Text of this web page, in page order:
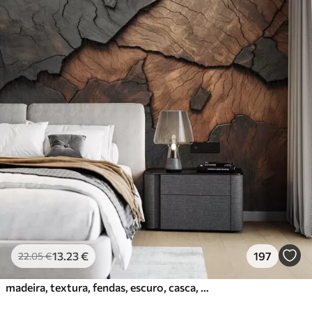
22.05€13.23€ 197
madeira, textura, fendas, escuro, casca, superfície